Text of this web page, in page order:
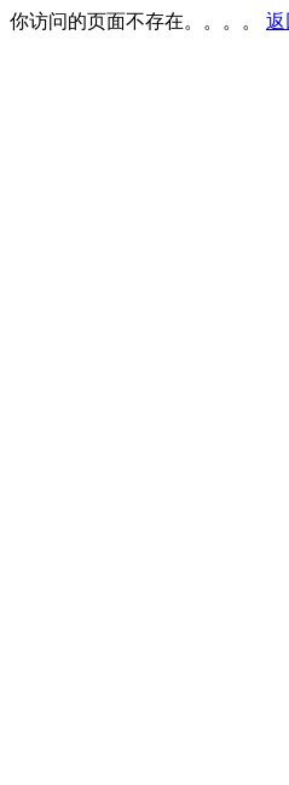
你访问的页面不存在。。。。 返